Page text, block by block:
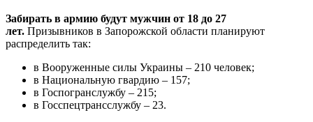
Забирать в армию будут мужчин от 18 до 27
лет. Призывников в Запорожской области планируют
распределить так:
в Вооруженные силы Украины – 210 человек;
в Национальную гвардию – 157;
в Госпогранслужбу – 215;
в Госспецтрансслужбу – 23.